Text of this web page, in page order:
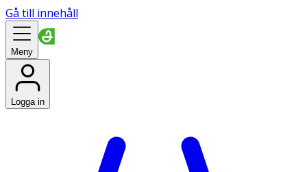
Gå till innehåll
Meny
Logga in